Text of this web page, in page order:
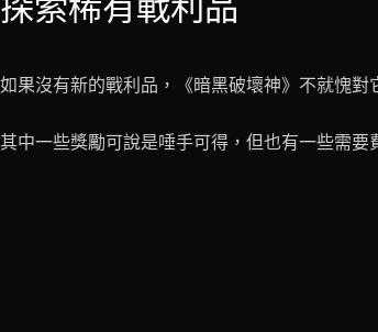
如果沒有新的戰利品，《暗黑破壞神》不就愧
其中一些獎勵可說是唾手可得，但也有一些需